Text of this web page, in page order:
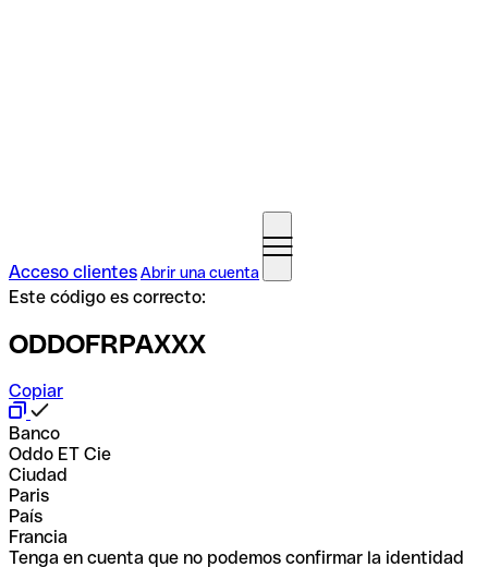
Acceso clientesAbrir una cuenta
Este código es correcto:
ODDOFRPAXXX
Copiar
Banco
Oddo ET Cie
Ciudad
Paris
País
Francia
Tenga en cuenta que no podemos confirmar la identidad